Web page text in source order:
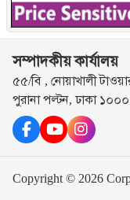
সম্পাদকীয় কার্যালয়
৫৫/বি , নোয়াখালী
পুরানা পল্টন, ঢাকা
Copyright © 2026